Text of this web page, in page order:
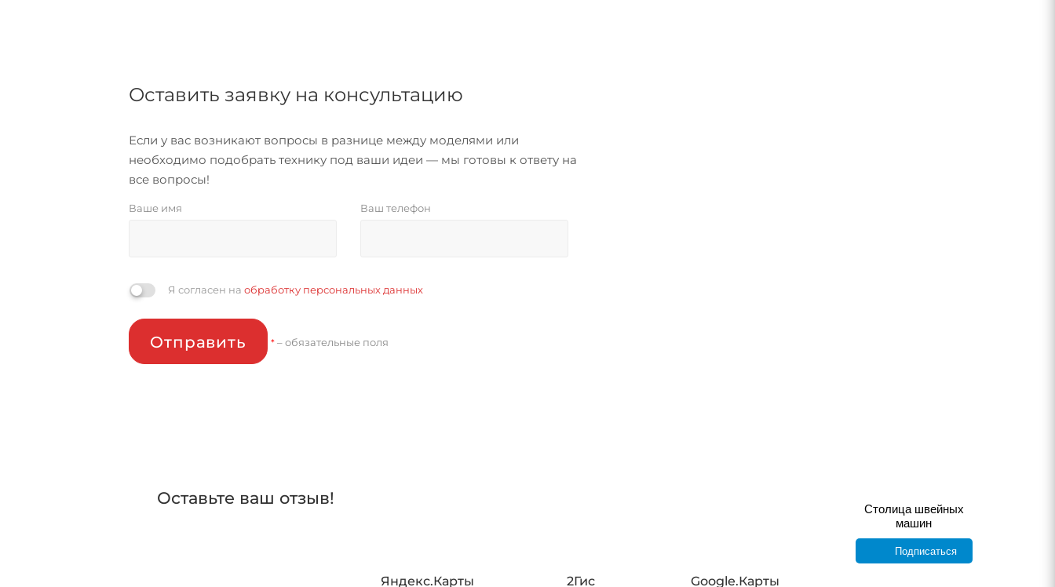
Оставить заявку на консультацию
Если у вас возникают вопросы в разнице между моделями или
необходимо подобрать технику под ваши идеи — мы готовы к ответу на
все вопросы!
Ваше имя Ваш телефон
Я согласен наобработку персональных данных
Отправить *– обязательные поля
Оставьте ваш отзыв!
Яндекс.Карты 2Гис Google.Карты
Столица швейных
машин
Подписаться